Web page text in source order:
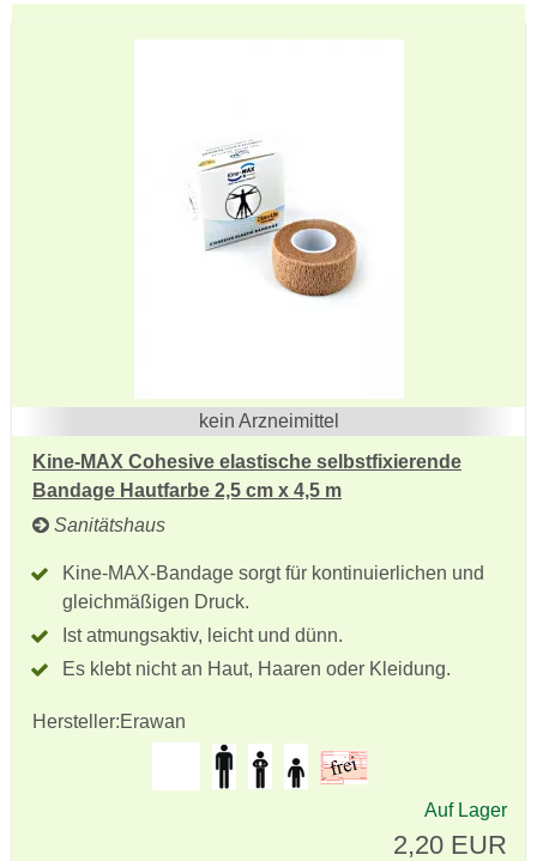
kein Arzneimittel
Kine-MAX Cohesive elastische selbstfixierende
Bandage Hautfarbe 2,5 cm x 4,5 m
Sanitätshaus
Kine-MAX-Bandage sorgt für kontinuierlichen und
gleichmäßigen Druck.
Ist atmungsaktiv, leicht und dünn.
Es klebt nicht an Haut, Haaren oder Kleidung.
Hersteller:Erawan
Auf Lager
2,20 EUR